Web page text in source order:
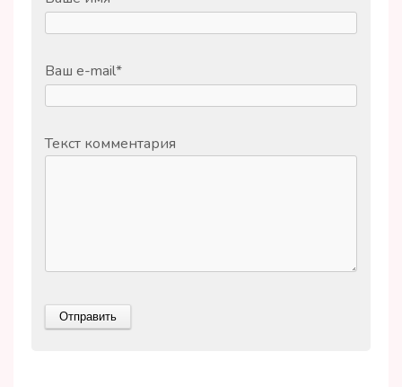
Ваш e-mail*
Текст комментария